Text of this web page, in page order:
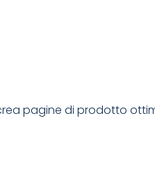
pagine di prodotto